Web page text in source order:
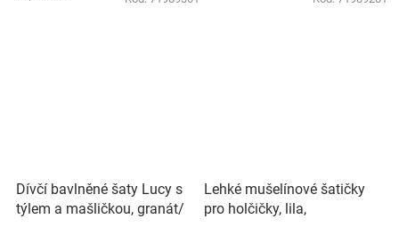
Dívčí bavlněné šaty Lucy s
týlem a mašličkou, granát/
Lehké mušelínové šatičky
pro holčičky, lila,